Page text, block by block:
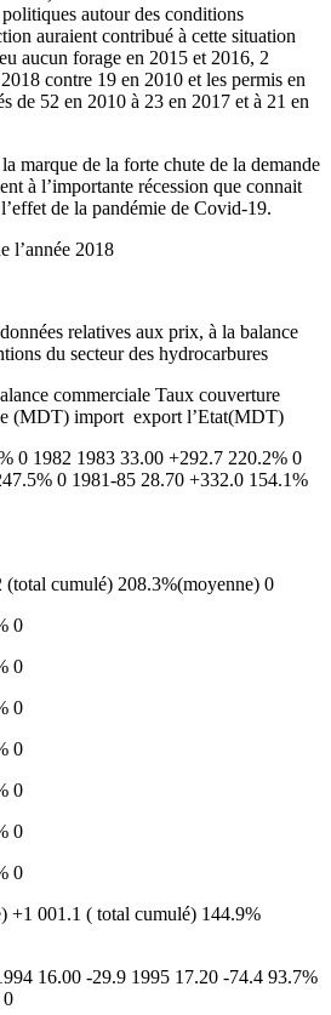
autour des conditions
auraient contribué à cette situation
aucun forage en 2015 et 2016, 2
contre 19 en 2010 et les permis en
de 52 en 2010 à 23 en 2017 et à 21 en
marque de la forte chute de la demande
à l’importante récession que connait
de la pandémie de Covid-19.
l’année 2018
relatives aux prix, à la balance
du secteur des hydrocarbures
commerciale Taux couverture
(MDT) import ­ export l’Etat(MDT)
0 1982 1983 33.00 +292.7 220.2% 0
0 1981-85 28.70 +332.0 154.1%
cumulé) 208.3%(moyenne) 0
0
0
0
0
0
0
0
+1 001.1 ( total cumulé) 144.9%
16.00 -29.9 1995 17.20 -74.4 93.7%
0